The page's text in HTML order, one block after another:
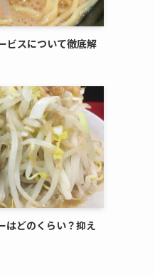
ビスについて徹底解
はどのくらい？抑え